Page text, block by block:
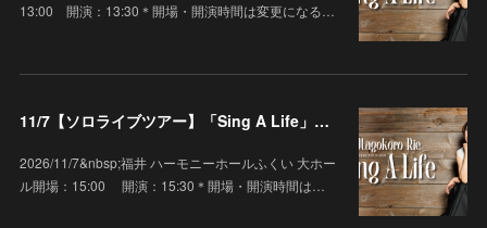
13:00 開演：13:30＊開場・開演時間は変更になる…
11/7【ソロライブツアー】「Sing A Life」福井 ハーモニーホールふくい 大ホール
2026/11/7&nbsp;福井 ハーモニーホールふくい 大ホー
ル開場：15:00 開演：15:30＊開場・開演時間は…